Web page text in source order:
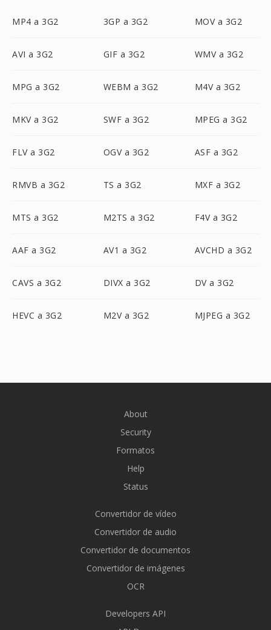
MP4 a 3G2 3GP a 3G2 MOV a 3G2
AVI a 3G2 GIF a 3G2 WMV a 3G2
MPG a 3G2 WEBM a 3G2 M4V a 3G2
MKV a 3G2 SWF a 3G2 MPEG a 3G2
FLV a 3G2 OGV a 3G2 ASF a 3G2
RMVB a 3G2 TS a 3G2 MXF a 3G2
MTS a 3G2 M2TS a 3G2 F4V a 3G2
AAF a 3G2 AV1 a 3G2 AVCHD a 3G2
CAVS a 3G2 DIVX a 3G2 DV a 3G2
HEVC a 3G2 M2V a 3G2 MJPEG a 3G2
About
Security
Formatos
Help
Status
Convertidor de vídeo
Convertidor de audio
Convertidor de documentos
Convertidor de imágenes
OCR
Developers API